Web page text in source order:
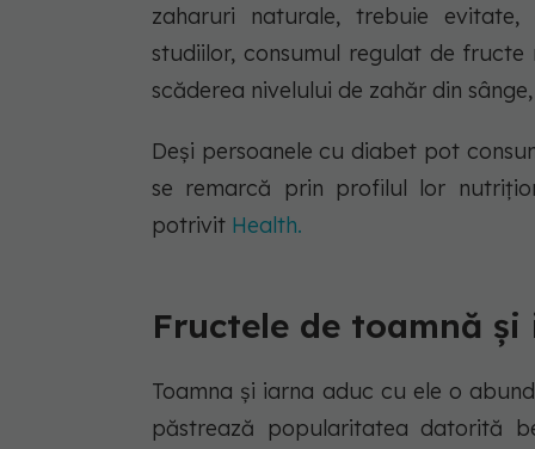
zaharuri naturale, trebuie evitate,
studiilor, consumul regulat de
scăderea nivelului de zahăr din
Deși persoanele cu diabet pot
se remarcă prin profilul lor
potrivit Health.
Fructele de toamnă și
Toamna și iarna aduc cu ele o
păstrează popularitatea datorită